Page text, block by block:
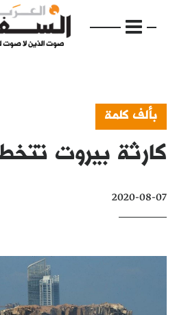
الرئيسية
إفتتاحية
بألف كلمة
كارثة بيروت
2020-08-07